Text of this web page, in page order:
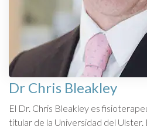
Dr Chris Bleakley
El Dr. Chris Bleakley es
titular de la Universidad del Ulster.